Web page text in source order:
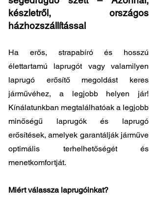
készletről, országos
házhozszállítással
Ha erős, strapabíró és hosszú
élettartamú laprugót vagy valamilyen
laprugó erősítő megoldást keres
járművéhez, a legjobb helyen jár!
Kínálatunkban megtalálhatóak a legjobb
minőségű laprugók és laprugó
erősítések, amelyek garantálják járműve
optimális terhelhetőségét és
menetkomfortját.
Miért válassza laprugóinkat?